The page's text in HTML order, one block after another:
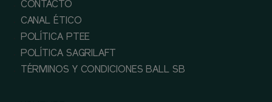
CONTACTO
CANAL ÉTICO
POLÍTICA PTEE
POLÍTICA SAGRILAFT
TÉRMINOS Y CONDICIONES BALL SB